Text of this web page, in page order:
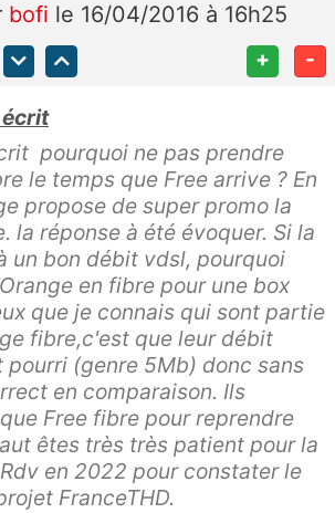
bofi le 16/04/2016 à 16h25
+ -
pourquoi ne pas prendre
le temps que Free arrive ? En
propose de super promo la
la réponse à été évoquer. Si la
un bon débit vdsl, pourquoi
en fibre pour une box
que je connais qui sont partie
fibre,c'est que leur débit
pourri (genre 5Mb) donc sans
en comparaison. Ils
Free fibre pour reprendre
êtes très très patient pour la
en 2022 pour constater le
FranceTHD.